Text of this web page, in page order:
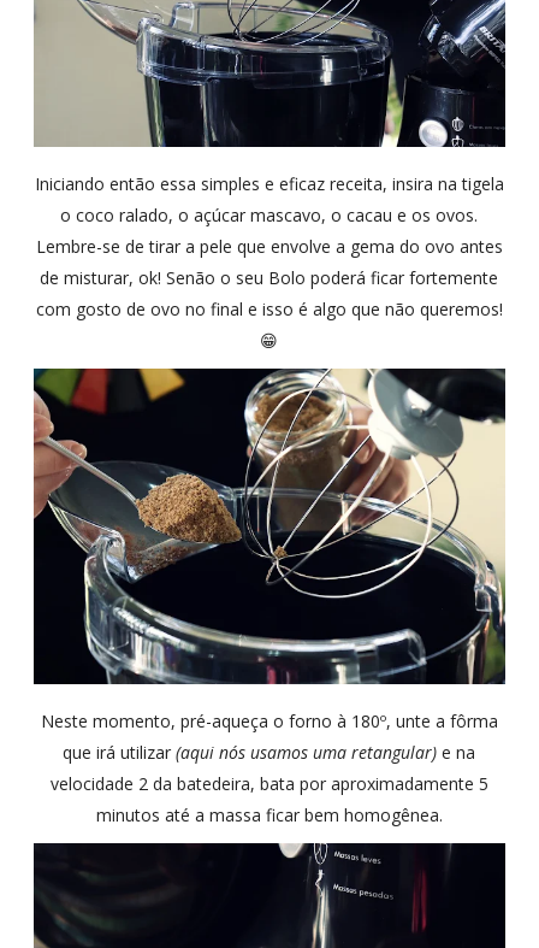
Iniciando então essa simples e eficaz receita, insira na tigela
o coco ralado, o açúcar mascavo, o cacau e os ovos.
Lembre-se de tirar a pele que envolve a gema do ovo antes
de misturar, ok! Senão o seu Bolo poderá ficar fortemente
com gosto de ovo no final e isso é algo que não queremos!
😁
Neste momento, pré-aqueça o forno à 180º, unte a fôrma
que irá utilizar(aqui nós usamos uma retangular)e na
velocidade 2 da batedeira, bata por aproximadamente 5
minutos até a massa ficar bem homogênea.